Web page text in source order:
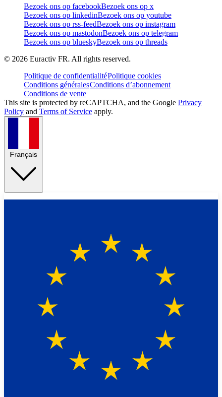
Bezoek ons op facebookBezoek ons op x
Bezoek ons op linkedinBezoek ons op youtube
Bezoek ons op rss-feedBezoek ons op instagram
Bezoek ons op mastodonBezoek ons op telegram
Bezoek ons op blueskyBezoek ons op threads
© 2026 Euractiv FR. All rights reserved.
Politique de confidentialitéPolitique cookies
Conditions généralesConditions d’abonnement
Conditions de vente
This site is protected by reCAPTCHA, and the Google Privacy
Policy and Terms of Service apply.
Français